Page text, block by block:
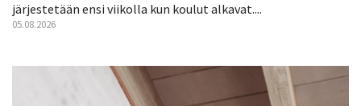
järjestetään ensi viikolla kun koulut alkavat....
05.08.2026